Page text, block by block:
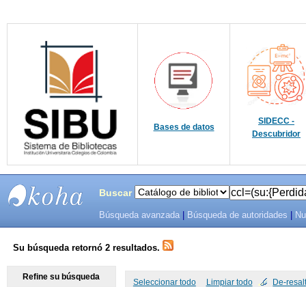
Bases de datos
SIDECC -
Descubridor
SISTEMAS
DE
Buscar
Búsqueda avanzada Búsqueda de autoridades
Su búsqueda retornó 2 resultados.
Seleccionar todo Limpiar todo De-
Refine su búsqueda